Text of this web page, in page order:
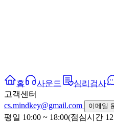
홈 사운드 심리검사
고객센터
cs.mindkey@gmail.com
이메일
평일 10:00 ~ 18:00(점심시간